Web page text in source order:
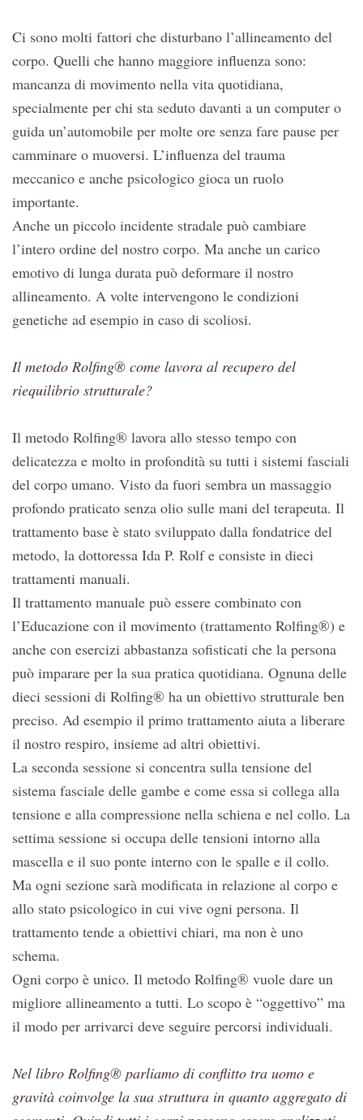
Ci sono molti fattori che disturbano l’allineamento del
corpo. Quelli che hanno maggiore influenza sono:
mancanza di movimento nella vita quotidiana,
specialmente per chi sta seduto davanti a un computer o
guida un’automobile per molte ore senza fare pause per
camminare o muoversi. L’influenza del trauma
meccanico e anche psicologico gioca un ruolo
importante.
Anche un piccolo incidente stradale può cambiare
l’intero ordine del nostro corpo. Ma anche un carico
emotivo di lunga durata può deformare il nostro
allineamento. A volte intervengono le condizioni
genetiche ad esempio in caso di scoliosi.
Il metodo Rolfing® come lavora al recupero del
riequilibrio strutturale?
Il metodo Rolfing® lavora allo stesso tempo con
delicatezza e molto in profondità su tutti i sistemi fasciali
del corpo umano. Visto da fuori sembra un massaggio
profondo praticato senza olio sulle mani del terapeuta. Il
trattamento base è stato sviluppato dalla fondatrice del
metodo, la dottoressa Ida P. Rolf e consiste in dieci
trattamenti manuali.
Il trattamento manuale può essere combinato con
l’Educazione con il movimento (trattamento Rolfing®) e
anche con esercizi abbastanza sofisticati che la persona
può imparare per la sua pratica quotidiana. Ognuna delle
dieci sessioni di Rolfing® ha un obiettivo strutturale ben
preciso. Ad esempio il primo trattamento aiuta a liberare
il nostro respiro, insieme ad altri obiettivi.
La seconda sessione si concentra sulla tensione del
sistema fasciale delle gambe e come essa si collega alla
tensione e alla compressione nella schiena e nel collo. La
settima sessione si occupa delle tensioni intorno alla
mascella e il suo ponte interno con le spalle e il collo.
Ma ogni sezione sarà modificata in relazione al corpo e
allo stato psicologico in cui vive ogni persona. Il
trattamento tende a obiettivi chiari, ma non è uno
schema.
Ogni corpo è unico. Il metodo Rolfing® vuole dare un
migliore allineamento a tutti. Lo scopo è “oggettivo” ma
il modo per arrivarci deve seguire percorsi individuali.
Nel libro Rolfing® parliamo di conflitto tra uomo e
gravità coinvolge la sua struttura in quanto aggregato di